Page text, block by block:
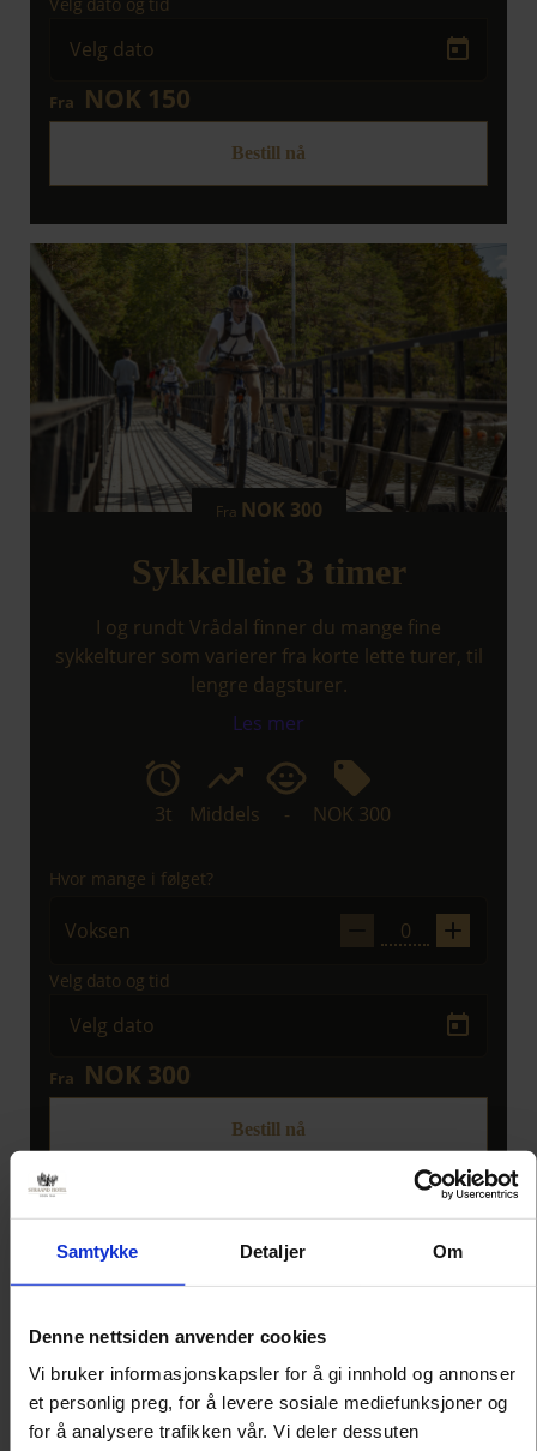
Samtykke Detaljer Om
Denne nettsiden anvender cookies
Vi bruker informasjonskapsler for å gi innhold og annonser
et personlig preg, for å levere sosiale mediefunksjoner og
for å analysere trafikken vår. Vi deler dessuten